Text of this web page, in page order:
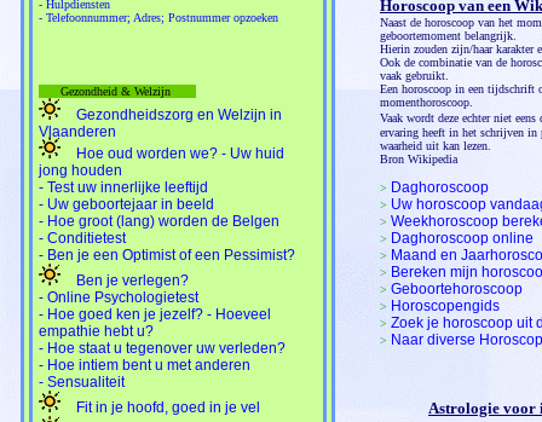
- Hulpdiensten
- Telefoonnummer; Adres; Postnummer opzoeken
Gezondheid & Welzijn
Gezondheidszorg en Welzijn in
Vlaanderen
Hoe oud worden we? - Uw huid
jong houden
- Test uw innerlijke leeftijd
- Uw geboortejaar in beeld
- Hoe groot (lang) worden de Belgen
- Conditietest
- Ben je een Optimist of een Pessimist?
Ben je verlegen?
- Online Psychologietest
- Hoe goed ken je jezelf? - Hoeveel
empathie hebt u?
- Hoe staat u tegenover uw verleden?
- Hoe intiem bent u met anderen
- Sensualiteit
Fit in je hoofd, goed in je vel
Horoscoop van een
Naast de horoscoop van het
geboortemoment belangrijk.
Hierin zouden zijn/haar karakter
Ook de combinatie van de
vaak gebruikt.
Een horoscoop in een tijdschrift
momenthoroscoop.
Vaak wordt deze echter niet eens
ervaring heeft in het schrijven in
waarheid uit kan lezen.
Bron Wikipedia
> Daghoroscoop
> Uw horoscoop
> Weekhoroscoop
> Daghoroscoop online
> Maand en
> Bereken mijn
> Geboortehoroscoop
> Horoscopengids
> Zoek je horoscoop uit
> Naar diverse
Astrologie voor